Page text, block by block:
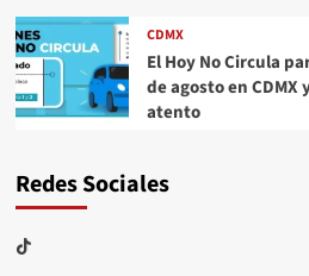
CDMX
El Hoy No Circula
de agosto en CDMX
atento
Redes Sociales
TikTok